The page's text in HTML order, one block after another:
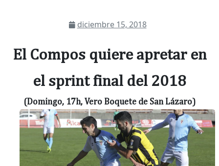
diciembre 15, 2018
El Compos quiere apretar en
el sprint final del 2018
(Domingo, 17h, Vero Boquete de San Lázaro)